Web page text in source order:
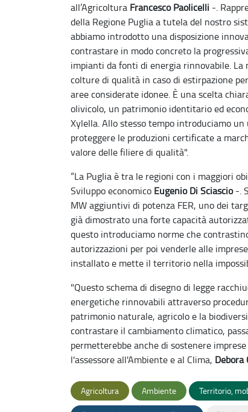
all’Agricoltura Francesco Paolicelli -.
della Regione Puglia a tutela del nostro
abbiamo introdotto una disposizione
contrastare in modo concreto la
impianti da fonti di energia rinnovabile.
colture di qualità in caso di estirpazione
aree considerate idonee. È una scelta
olivicolo, un patrimonio identitario ed
Xylella. Allo stesso tempo introduciamo
proteggere le produzioni certificate a
valore delle filiere di qualità".
“La Puglia è tra le regioni con i maggiori
Sviluppo economico Eugenio Di Sciascio-.
MW aggiuntivi di potenza FER, uno dei
già dimostrato una forte capacità
questo introduciamo norme che
autorizzazioni per poi venderle alle
installato e mette il territorio nella
"Questo schema di disegno di legge
energetiche rinnovabili attraverso
patrimonio naturale, agricolo e la
contrastare il cambiamento climatico,
permetterebbe anche di sostenere
l'assessore all'Ambiente e al Clima, Debora
Agricoltura Ambiente Territorio,